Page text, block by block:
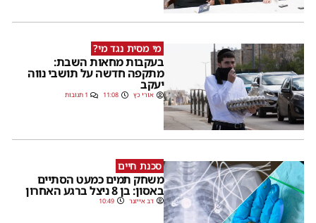
מי מסית נגד מי?
בעקבות מחאות השבת:
מתקפה חדשה על תושבי נווה
יעקב
אורי כץ 11:08 1 תגובות
סכנת חיים
משחק תמים כמעט הסתיים
באסון: בן 8 ניצל ברגע האחרון
דב אייזנר 10:49